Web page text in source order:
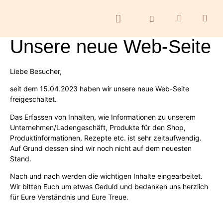
Unsere neue Web-Seite
Liebe Besucher,
seit dem 15.04.2023 haben wir unsere neue Web-Seite
freigeschaltet.
Das Erfassen von Inhalten, wie Informationen zu unserem
Unternehmen/Ladengeschäft, Produkte für den Shop,
Produktinformationen, Rezepte etc. ist sehr zeitaufwendig.
Auf Grund dessen sind wir noch nicht auf dem neuesten
Stand.
Nach und nach werden die wichtigen Inhalte eingearbeitet.
Wir bitten Euch um etwas Geduld und bedanken uns herzlich
für Eure Verständnis und Eure Treue.